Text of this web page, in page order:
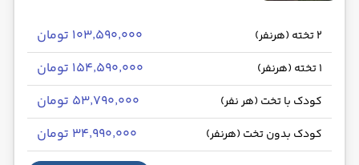
2 تخته (هرنفر) ۱۰۳٬۵۹۰٬۰۰۰ تومان
1 تخته (هرنفر) ۱۵۴٬۵۹۰٬۰۰۰ تومان
کودک با تخت (هر نفر) ۵۳٬۷۹۰٬۰۰۰ تومان
کودک بدون تخت (هرنفر) ۳۴٬۹۹۰٬۰۰۰ تومان